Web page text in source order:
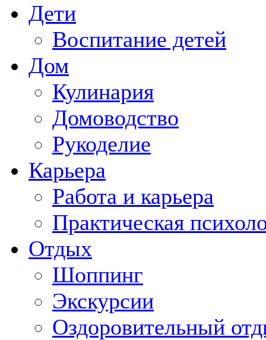
Дети
Воспитание детей
Дом
Кулинария
Домоводство
Рукоделие
Карьера
Работа и карьера
Практическая
Отдых
Шоппинг
Экскурсии
Оздоровительный